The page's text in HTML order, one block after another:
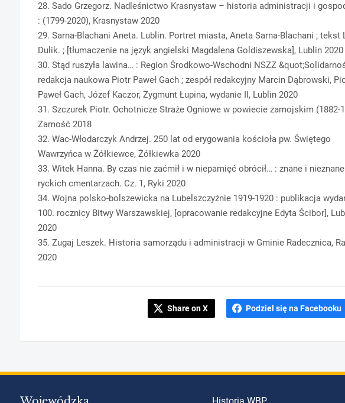
28. Sado Grzegorz. Nadleśnictwo Krasnystaw – historia administracji i
: (1799-2020), Krasnystaw 2020
29. Sarna-Blachani Aneta. Lublin. Portret miasta, Aneta Sarna-Blachani ; tekst
Dulik. ; [tłumaczenie na język angielski Magdalena Goldiszewska], Lublin 2020
30. Stąd ruszyła lawina… : Region Środkowo-Wschodni NSZZ
redakcja naukowa Piotr Paweł Gach ; zespół redakcyjny Marcin Dąbrowski,
Paweł Gach, Józef Kaczor, Zygmunt Łupina, wydanie II, Lublin 2020
31. Szczurek Piotr. Ochotnicze Straże Ogniowe w powiecie zamojskim (1882-
Zamość 2018
32. Wac-Włodarczyk Andrzej. 250 lat od erygowania kościoła pw. Świętego
Wawrzyńca w Żółkiewce, Żółkiewka 2020
33. Witek Hanna. By czas nie zaćmił i w niepamięć obrócił… : znane i
ryckich cmentarzach. Cz. 1, Ryki 2020
34. Wojna polsko-bolszewicka na Lubelszczyźnie 1919-1920 : publikacja
100. rocznicy Bitwy Warszawskiej, [opracowanie redakcyjne Edyta Ścibor],
2020
35. Zugaj Leszek. Historia samorządu i administracji w Gminie Radecznica,
2020
Share on X Podziel się na Facebooku